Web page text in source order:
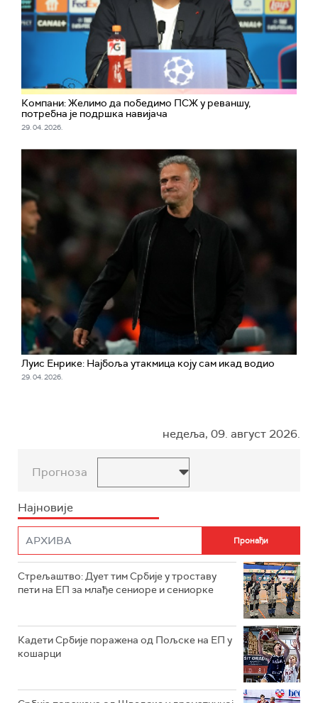
Компани: Желимо да победимо ПСЖ у реваншу,
потребна је подршка навијача
29. 04. 2026.
Луис Енрике: Најбоља утакмица коју сам икад водио
29. 04. 2026.
недеља, 09. август 2026.
Прогноза
Најновије
Стрељаштво: Дует тим Србије у троставу
пети на ЕП за млађе сениоре и сениорке
Кадети Србије поражена од Пољске на ЕП у
кошарци